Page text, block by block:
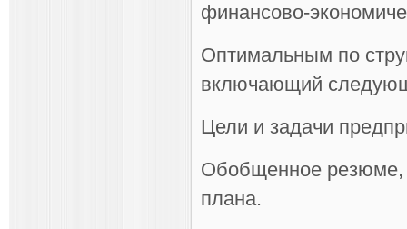
финансово-
Оптимальным по
включающий
Цели и задачи
Обобщенное резюме,
плана.